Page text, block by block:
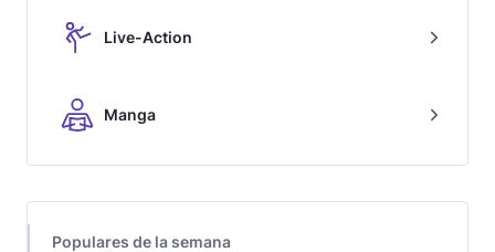
Live-Action
Manga
Populares de la semana